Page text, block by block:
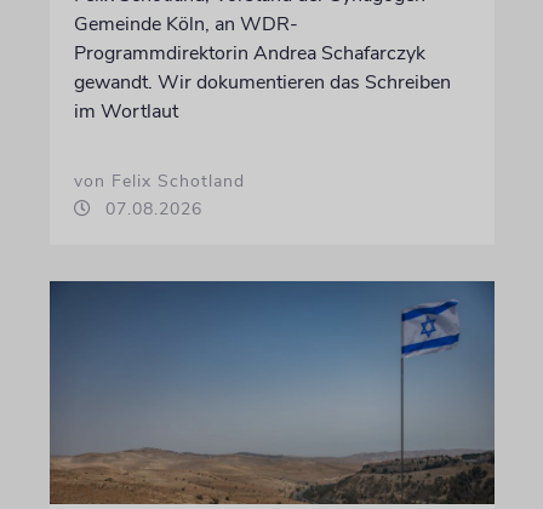
Gemeinde Köln, an WDR-
Programmdirektorin Andrea Schafarczyk
gewandt. Wir dokumentieren das Schreiben
im Wortlaut
von Felix Schotland
07.08.2026